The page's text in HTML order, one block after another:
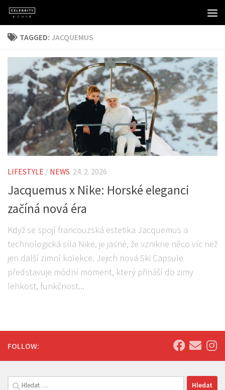
Skip to content
TAGGED: JACQUEMUS
LIFESTYLE / NEWS 24. 2. 2026
Jacquemus x Nike: Horské eleganci
začíná nová éra
Když se spojí francouzská estetika Jacquemus a
technologická síla Nike, je jasné, že vznikne něco víc než
jen další zimní kolekce. Jejich nová Ski Capsule
představuje módní moment, který přináší do zimy
lehkost, funkčnost...
FOLLOW:
Vyhledávání